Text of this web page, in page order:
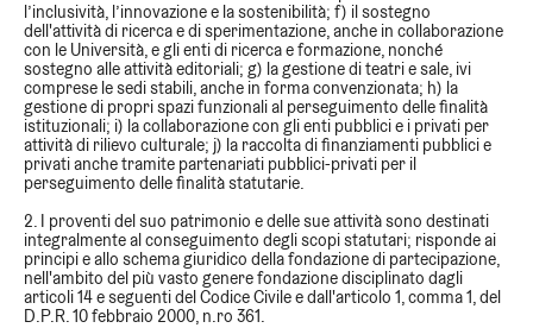
l’inclusività, l’innovazione e la sostenibilità; f) il sostegno
dell'attività di ricerca e di sperimentazione, anche in collaborazione
con le Università, e gli enti di ricerca e formazione, nonché
sostegno alle attività editoriali; g) la gestione di teatri e sale, ivi
comprese le sedi stabili, anche in forma convenzionata; h) la
gestione di propri spazi funzionali al perseguimento delle finalità
istituzionali; i) la collaborazione con gli enti pubblici e i privati per
attività di rilievo culturale; j) la raccolta di finanziamenti pubblici e
privati anche tramite partenariati pubblici-privati per il
perseguimento delle finalità statutarie.
2. I proventi del suo patrimonio e delle sue attività sono destinati
integralmente al conseguimento degli scopi statutari; risponde ai
principi e allo schema giuridico della fondazione di partecipazione,
nell'ambito del più vasto genere fondazione disciplinato dagli
articoli 14 e seguenti del Codice Civile e dall'articolo 1, comma 1, del
D.P.R. 10 febbraio 2000, n.ro 361.